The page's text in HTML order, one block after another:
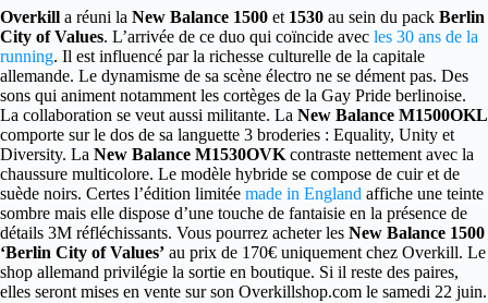
Overkill a réuni la New Balance 1500 et 1530 au sein du pack Berlin
City of Values. L’arrivée de ce duo qui coïncide avec les 30 ans de la
running. Il est influencé par la richesse culturelle de la capitale
allemande. Le dynamisme de sa scène électro ne se dément pas. Des
sons qui animent notamment les cortèges de la Gay Pride berlinoise.
La collaboration se veut aussi militante. La New Balance M1500OKL
comporte sur le dos de sa languette 3 broderies : Equality, Unity et
Diversity. La New Balance M1530OVK contraste nettement avec la
chaussure multicolore. Le modèle hybride se compose de cuir et de
suède noirs. Certes l’édition limitée made in England affiche une teinte
sombre mais elle dispose d’une touche de fantaisie en la présence de
détails 3M réfléchissants. Vous pourrez acheter les New Balance 1500
‘Berlin City of Values’ au prix de 170€ uniquement chez Overkill. Le
shop allemand privilégie la sortie en boutique. Si il reste des paires,
elles seront mises en vente sur son Overkillshop.com le samedi 22 juin.